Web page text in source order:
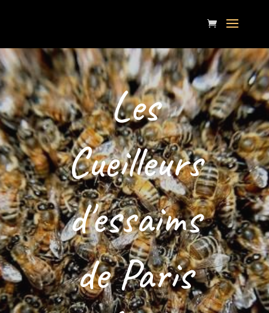
Les
Cueilleurs
d'essaims
de Paris